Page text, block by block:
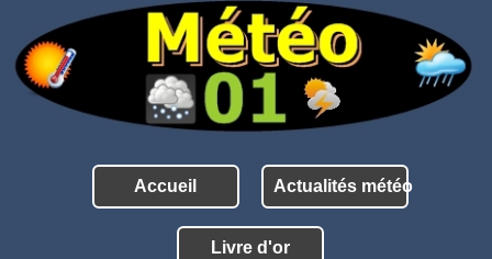
Accueil Actualités météo
Livre d'or